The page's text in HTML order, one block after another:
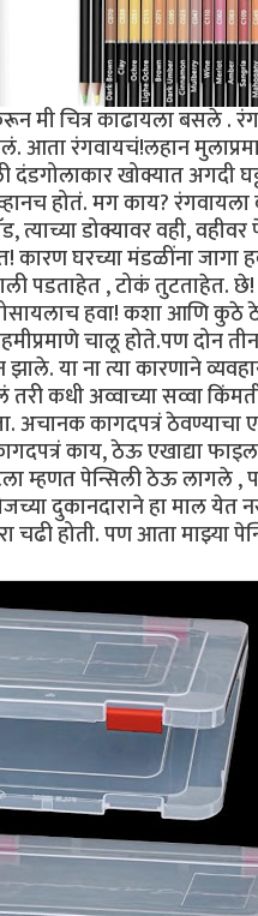
मी चित्र काढायला बसले .
आता रंगवायचं!लहान
खोक्यात अगदी
होतं. मग काय?
त्याच्या डोक्यावर वही,
घरच्या मंडळींना जागा
पडताहेत , टोकं तुटताहेत.
हवा! कशा आणि कुठे
चालू होते.पण‌ दोन
झाले. या ना त्या कारणाने
कधी अव्वाच्या सव्वा
अचानक कागदपत्रं
काय, ठेऊ‌ एखाद्या‌
म्हणत पेन्सिली ठेऊ
दुकानदाराने हा माल
होती. पण आता माझ्या